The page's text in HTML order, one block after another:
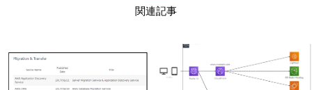
関連記事